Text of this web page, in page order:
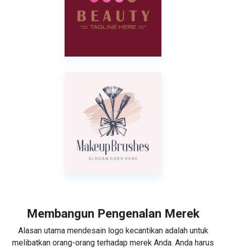
Membangun Pengenalan Merek
Alasan utama mendesain logo kecantikan adalah untuk
melibatkan orang-orang terhadap merek Anda. Anda harus